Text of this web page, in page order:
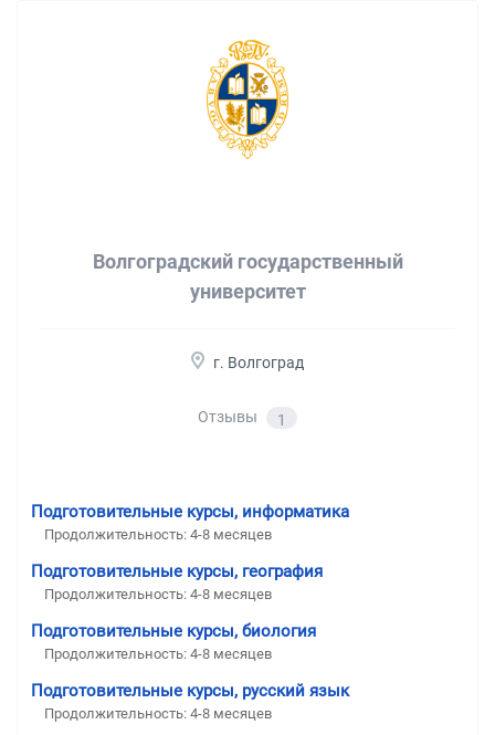
Волгоградский государственный
университет
г. Волгоград
Отзывы 1
Подготовительные курсы, информатика
Продолжительность: 4-8 месяцев
Подготовительные курсы, география
Продолжительность: 4-8 месяцев
Подготовительные курсы, биология
Продолжительность: 4-8 месяцев
Подготовительные курсы, русский язык
Продолжительность: 4-8 месяцев